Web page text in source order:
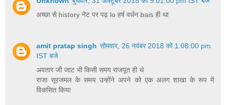
अच्छा से history नेट पर पढ़ lo हर्ष वर्धन bais ही था
amit pratap singh सोमवार, 26 नवंबर 2018 को 1:08:00 pm
IST बजे
अवतार जी जाट भी किसी समय राजपूत ही थे
राजा सूरजमल के समय उन्होंने अपने को एक अलग शाखा के रूप में
विकसित किया